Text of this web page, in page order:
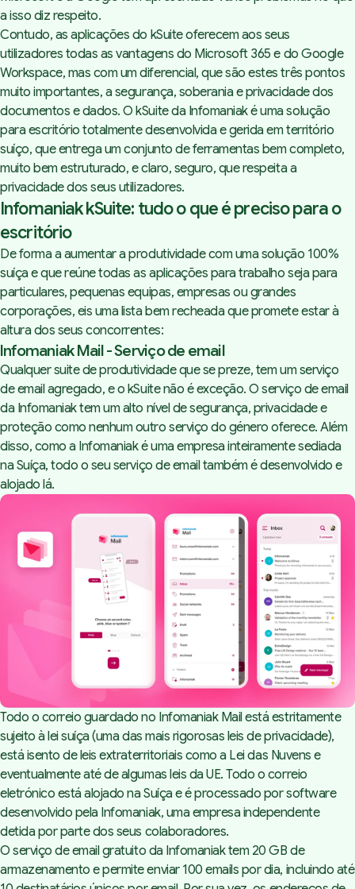
a isso diz respeito.
Contudo, as aplicações do kSuite oferecem aos seus
utilizadores todas as vantagens do Microsoft 365 e do Google
Workspace, mas com um diferencial, que são estes três pontos
muito importantes, a segurança, soberania e privacidade dos
documentos e dados. O kSuite da Infomaniak é uma solução
para escritório totalmente desenvolvida e gerida em território
suíço, que entrega um conjunto de ferramentas bem completo,
muito bem estruturado, e claro, seguro, que respeita a
privacidade dos seus utilizadores.
Infomaniak kSuite: tudo o que é preciso para o
escritório
De forma a aumentar a produtividade com uma solução 100%
suíça e que reúne todas as aplicações para trabalho seja para
particulares, pequenas equipas, empresas ou grandes
corporações, eis uma lista bem recheada que promete estar à
altura dos seus concorrentes:
Infomaniak Mail - Serviço de email
Qualquer suite de produtividade que se preze, tem um serviço
de email agregado, e o kSuitenão é exceção. O serviço de email
da Infomaniak tem um alto nível de segurança, privacidade e
proteção como nenhum outro serviço do género oferece. Além
disso, como a Infomaniak é uma empresa inteiramente sediada
na Suíça, todo o seu serviço de email também é desenvolvido e
alojado lá.
Todo o correio guardado no Infomaniak Mailestá estritamente
sujeito à lei suíça (uma das mais rigorosas leis de privacidade),
está isento de leis extraterritoriais como a Lei das Nuvens e
eventualmente até de algumas leis da UE. Todo o correio
eletrónico está alojado na Suíça e é processado por software
desenvolvido pela Infomaniak, uma empresa independente
detida por parte dos seus colaboradores.
O serviço de email gratuito da Infomaniak tem 20 GB de
armazenamento e permite enviar 100 emails por dia, incluindo até